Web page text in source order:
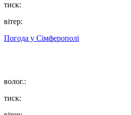
тиск:
вітер:
Погода у Сімферополі
волог.:
тиск: